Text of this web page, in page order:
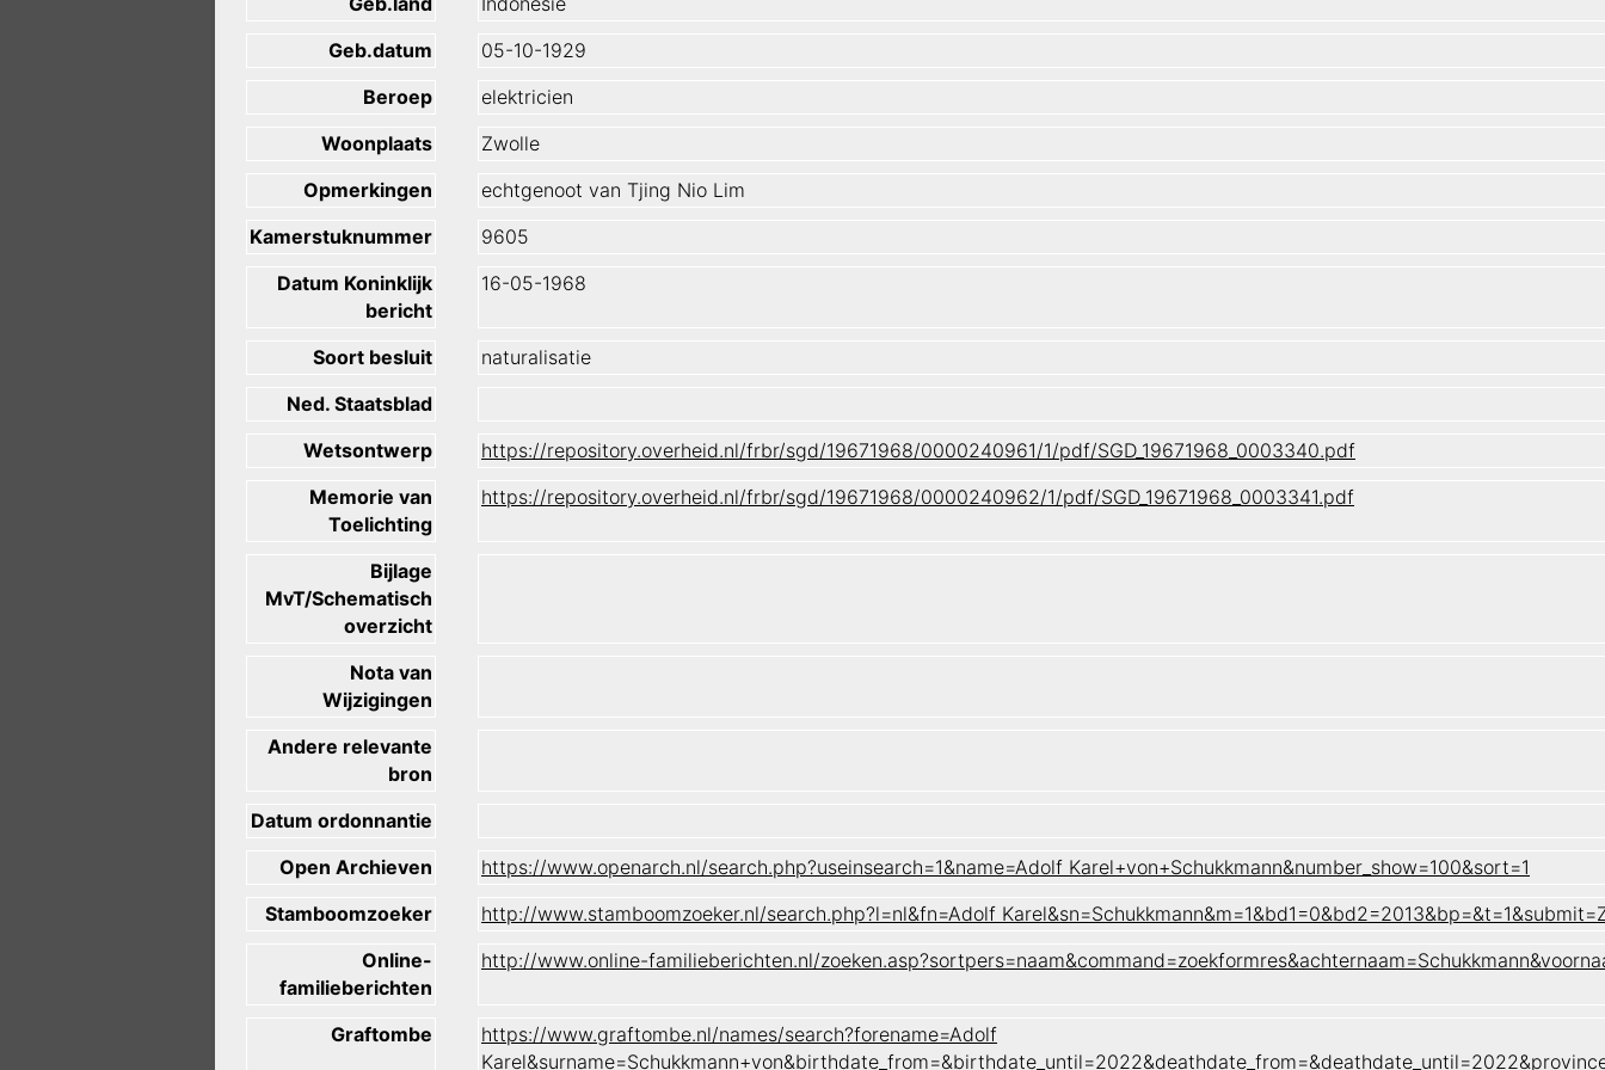
Geb.datum
05-10-1929
Beroep
elektricien
Woonplaats
Zwolle
Opmerkingen
echtgenoot van Tjing Nio Lim
Kamerstuknummer
9605
Datum Koninklijk
bericht
16-05-1968
Soort besluit
naturalisatie
Ned. Staatsblad
Wetsontwerp
https://repository.overheid.nl/frbr/sgd/19671968/0000240961/1/pdf/SGD_19671968_0003340.pdf
Memorie van
Toelichting
https://repository.overheid.nl/frbr/sgd/19671968/0000240962/1/pdf/SGD_19671968_0003341.pdf
Bijlage
MvT/Schematisch
overzicht
Nota van
Wijzigingen
Andere relevante
bron
Datum ordonnantie
Open Archieven
https://www.openarch.nl/search.php?useinsearch=1&name=Adolf Karel+von+Schukkmann&number_show=100&sort=1
Stamboomzoeker
http://www.stamboomzoeker.nl/search.php?l=nl&fn=Adolf
Online-
familieberichten
http://www.online-familieberichten.nl/
Graftombe
https://www.graftombe.nl/names/search?forename=Adolf